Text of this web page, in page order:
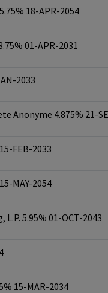
18-APR-2054
01-APR-2031
2033
Anonyme 4.875% 21-
FEB-2033
MAY-2054
5.95% 01-OCT-2043
15-MAR-2034